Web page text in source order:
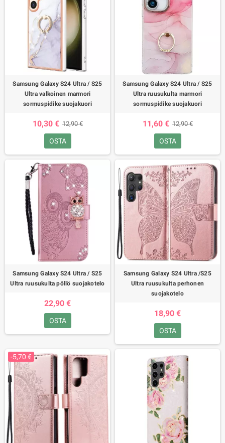
Samsung Galaxy S24 Ultra / S25
Ultra valkoinen marmori
sormuspidike suojakuori
10,30 € 12,90 €
OSTA
Samsung Galaxy S24 Ultra / S25
Ultra ruusukulta marmori
sormuspidike suojakuori
11,60 € 12,90 €
OSTA
Samsung Galaxy S24 Ultra / S25
Ultra ruusukulta pöllö suojakotelo
22,90 €
OSTA
Samsung Galaxy S24 Ultra /S25
Ultra ruusukulta perhonen
suojakotelo
18,90 €
OSTA
-5,70 €